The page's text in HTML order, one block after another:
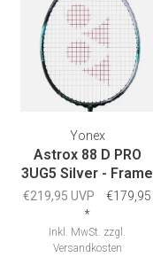
Yonex
Astrox 88 D PRO
3UG5 Silver - Frame
€219,95 UVP
€179,95
*
Inkl. MwSt. zzgl.
Versandkosten